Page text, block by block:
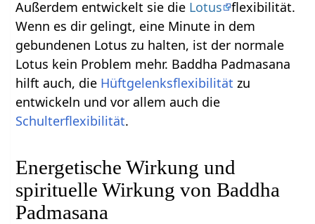
Außerdem entwickelt sie die Lotus flexibilität.
Wenn es dir gelingt, eine Minute in dem
gebundenen Lotus zu halten, ist der normale
Lotus kein Problem mehr. Baddha Padmasana
hilft auch, die Hüftgelenksflexibilität zu
entwickeln und vor allem auch die
Schulterflexibilität.
Energetische Wirkung und
spirituelle Wirkung von Baddha
Padmasana